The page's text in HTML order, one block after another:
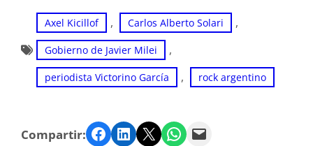
Axel Kicillof , Carlos Alberto Solari ,
Gobierno de Javier Milei ,
periodista Victorino García , rock argentino
Compartir: Facebook LinkedIn Twitter WhatsApp Email